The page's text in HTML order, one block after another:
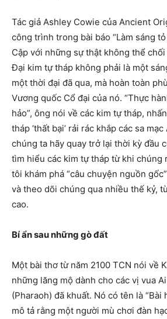
Tác giả Ashley Cowie của Ancient
công trình trong bài báo “Làm sáng
Cập với những sự thật không thể chối
Đại kim tự tháp không phải là một
một thời đại đã qua, mà hoàn toàn
Vương quốc Cổ đại của nó. “Thực
hảo”, ông nói về các kim tự tháp,
tháp ‘thất bại’ rải rác khắp các sa mạc
chúng ta hãy quay trở lại thời kỳ đầu
tìm hiểu các kim tự tháp từ khi chúng
tôi khám phá “câu chuyện nguồn
và theo dõi chúng qua nhiều thế kỷ,
cao.
Bí ẩn sau những gò đất
Một bài thơ từ năm 2100 TCN nói về
những lăng mộ dành cho các vị vua
(Pharaoh) đã khuất. Nó có tên là “Bài
mô tả rằng một người mù chơi đàn